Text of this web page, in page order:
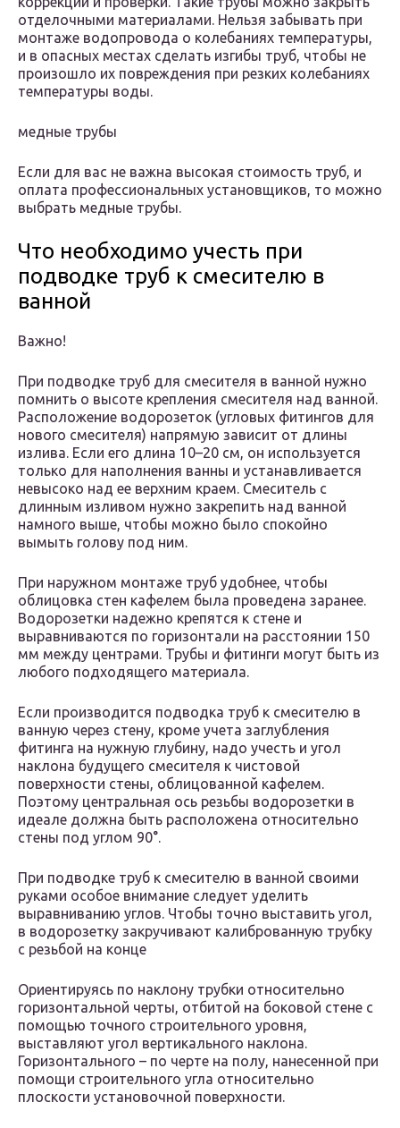
отделочными материалами. Нельзя забывать при
монтаже водопровода о колебаниях температуры,
и в опасных местах сделать изгибы труб, чтобы не
произошло их повреждения при резких колебаниях
температуры воды.
медные трубы
Если для вас не важна высокая стоимость труб, и
оплата профессиональных установщиков, то можно
выбрать медные трубы.
Что необходимо учесть при
подводке труб к смесителю в
ванной
Важно!
При подводке труб для смесителя в ванной нужно
помнить о высоте крепления смесителя над ванной.
Расположение водорозеток (угловых фитингов для
нового смесителя) напрямую зависит от длины
излива. Если его длина 10–20 см, он используется
только для наполнения ванны и устанавливается
невысоко над ее верхним краем. Смеситель с
длинным изливом нужно закрепить над ванной
намного выше, чтобы можно было спокойно
вымыть голову под ним.
При наружном монтаже труб удобнее, чтобы
облицовка стен кафелем была проведена заранее.
Водорозетки надежно крепятся к стене и
выравниваются по горизонтали на расстоянии 150
мм между центрами. Трубы и фитинги могут быть из
любого подходящего материала.
Если производится подводка труб к смесителю в
ванную через стену, кроме учета заглубления
фитинга на нужную глубину, надо учесть и угол
наклона будущего смесителя к чистовой
поверхности стены, облицованной кафелем.
Поэтому центральная ось резьбы водорозетки в
идеале должна быть расположена относительно
стены под углом 90°.
При подводке труб к смесителю в ванной своими
руками особое внимание следует уделить
выравниванию углов. Чтобы точно выставить угол,
в водорозетку закручивают калиброванную трубку
с резьбой на конце
Ориентируясь по наклону трубки относительно
горизонтальной черты, отбитой на боковой стене с
помощью точного строительного уровня,
выставляют угол вертикального наклона.
Горизонтального – по черте на полу, нанесенной при
помощи строительного угла относительно
плоскости установочной поверхности.